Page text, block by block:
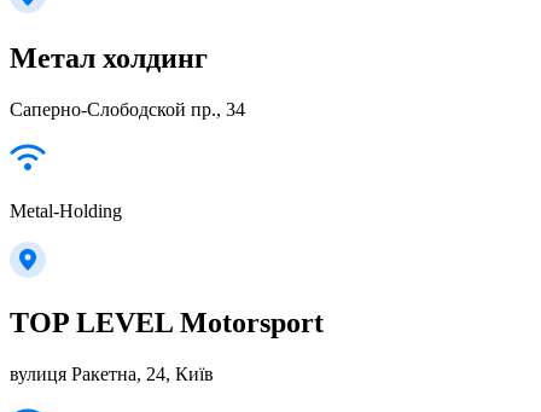
Метал холдинг
Саперно-Слободской пр., 34
Metal-Holding
TOP LEVEL Motorsport
вулиця Ракетна, 24, Київ